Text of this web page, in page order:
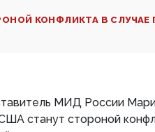
КОНФЛИКТА В
МИД России
станут стороной